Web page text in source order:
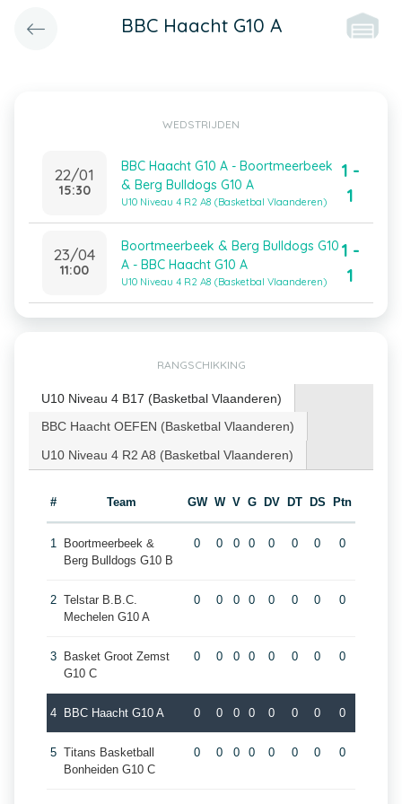
BBC Haacht G10 A
WEDSTRIJDEN
22/01
15:30
BBC Haacht G10 A - Boortmeerbeek
& Berg Bulldogs G10 A
U10 Niveau 4 R2 A8 (Basketbal Vlaanderen)
1 -
1
23/04
11:00
Boortmeerbeek & Berg Bulldogs G10
A - BBC Haacht G10 A
U10 Niveau 4 R2 A8 (Basketbal Vlaanderen)
1 -
1
RANGSCHIKKING
U10 Niveau 4 B17 (Basketbal Vlaanderen)
BBC Haacht OEFEN (Basketbal Vlaanderen)
U10 Niveau 4 R2 A8 (Basketbal Vlaanderen)
# Team GW W V G DV DT DS Ptn
1
Boortmeerbeek &
Berg Bulldogs G10 B
0 0 0 0 0 0 0 0
2 Telstar B.B.C.
Mechelen G10 A
0 0 0 0 0 0 0 0
3
Basket Groot Zemst
G10 C
0 0 0 0 0 0 0 0
4 BBC Haacht G10 A 0 0 0 0 0 0 0 0
5 Titans Basketball
Bonheiden G10 C
0 0 0 0 0 0 0 0